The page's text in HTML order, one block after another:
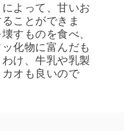
よって、甘いお
ことができま
すものを食べ、
化物に富んだも
け、牛乳や乳製
オも良いので